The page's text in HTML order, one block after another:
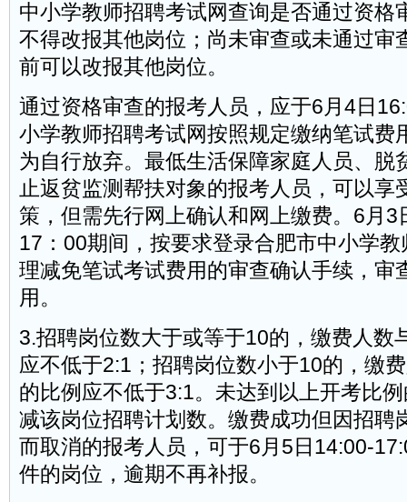
中小学教师招聘考试网查询是否通过资格
不得改报其他岗位；尚未审查或未通过审
前可以改报其他岗位。
通过资格审查的报考人员，应于6月4日
小学教师招聘考试网按照规定缴纳笔试费
为自行放弃。最低生活保障家庭人员、脱
止返贫监测帮扶对象的报考人员，可以享
策，但需先行网上确认和网上缴费。6月3
17：00期间，按要求登录合肥市中小学
理减免笔试考试费用的审查确认手续，审
用。
3.招聘岗位数大于或等于10的，缴费人数
应不低于2:1；招聘岗位数小于10的，缴
的比例应不低于3:1。未达到以上开考比
减该岗位招聘计划数。缴费成功但因招聘
而取消的报考人员，可于6月5日14:00-
件的岗位，逾期不再补报。